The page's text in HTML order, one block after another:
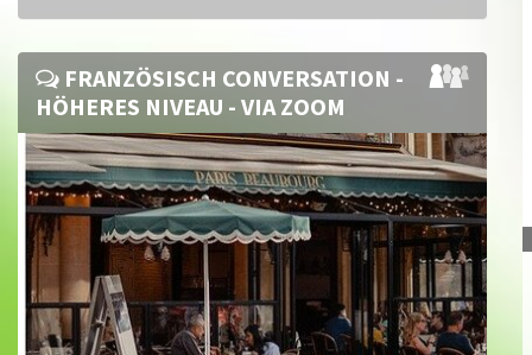
FRANZÖSISCH CONVERSATION -
HÖHERES NIVEAU - VIA ZOOM